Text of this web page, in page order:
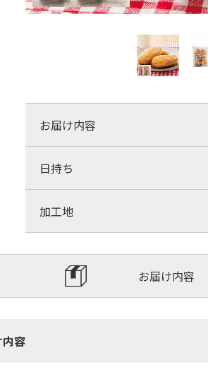
お届け内容
日持ち
加工地
お届け内容
容